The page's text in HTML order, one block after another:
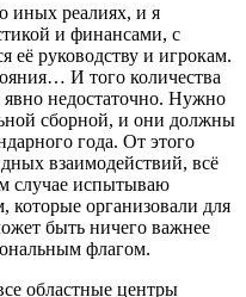
иных реалиях, и я
и финансами, с
её руководству и игрокам.
И того количества
недостаточно. Нужно
сборной, и они должны
года. От этого
взаимодействий, всё
случае испытываю
которые организовали для
быть ничего важнее
флагом.
областные центры